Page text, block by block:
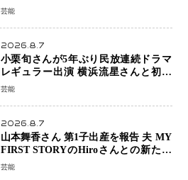
へ 40周年へ向け1年間で全作品を順次
芸能
2026.8.7
小栗旬さんが5年ぶり民放連続ドラマ
レギュラー出演 横浜流星さんと初共
演『LOST10』で異色バディ結成
芸能
2026.8.7
山本舞香さん 第1子出産を報告 夫 MY
FIRST STORYのHiroさんとの新たな
家族生活「母子ともに健康」
芸能